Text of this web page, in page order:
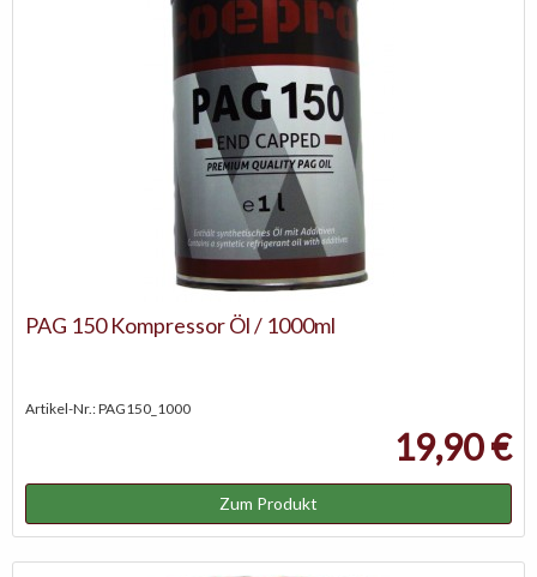
PAG 150 Kompressor Öl / 1000ml
Artikel-Nr.: PAG150_1000
19,90 €
Zum Produkt